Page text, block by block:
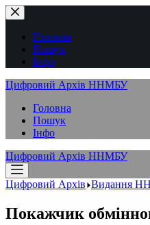
Перейти
до
вмістуГоловна
Пошук
Інфо
Цифровий Архів ННМБУ
Головна
Пошук
Інфо
Цифровий Архів ННМБУ
Цифровий Архів Видання
Покажчик